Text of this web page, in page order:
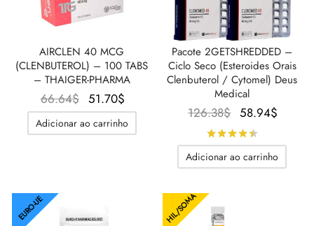
AIRCLEN 40 MCG
(CLENBUTEROL) – 100 TABS
– THAIGER-PHARMA
66.64$ O preço
original
era:
51.70$
preço
atual é:
Adicionar ao carrinho
Pacote 2GETSHREDDED –
Ciclo Seco (Esteroides Orais
Clenbuterol / Cytomel) Deus
Medical
126.38$ O preço
original
era:
126.38$.
58.94$
atual
Adicionar ao carrinho
EURO-UE HIL/SOMA